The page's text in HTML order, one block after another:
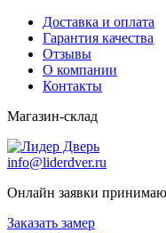
Доставка и оплата
Гарантия качества
Отзывы
О компании
Контакты
Магазин-склад
info@liderdver.ru
Онлайн заявки
Заказать замер